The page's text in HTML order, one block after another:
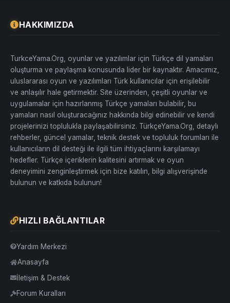
HAKKIMIZDA
TurkceYama.Org, oyunlar ve yazılımlar için Türkçe dil yamaları
oluşturma ve paylaşma konusunda lider bir kaynaktır. Amacımız,
uluslararası oyun ve yazılımları Türk kullanıcılar için erişilebilir
ve anlaşılır hale getirmektir. Site üzerinden, çeşitli oyunlar ve
uygulamalar için hazırlanmış Türkçe yamaları bulabilir, bu
yamaları nasıl oluşturacağınız hakkında bilgi edinebilir ve kendi
projelerinizi toplulukla paylaşabilirsiniz. TürkçeYama.Org, detaylı
rehberler, güncel yamalar, teknik destek ve topluluk forumları ile
kullanıcıların dil desteği ile ilgili tüm ihtiyaçlarını karşılamayı
hedefler. Türkçe içeriklerin kalitesini artırmak ve oyun
deneyimini zenginleştirmek için bize katılın, bilgi alışverişinde
bulunun ve katkıda bulunun!
HIZLI BAĞLANTILAR
Yardım Merkezi
Anasayfa
İletişim & Destek
Forum Kuralları